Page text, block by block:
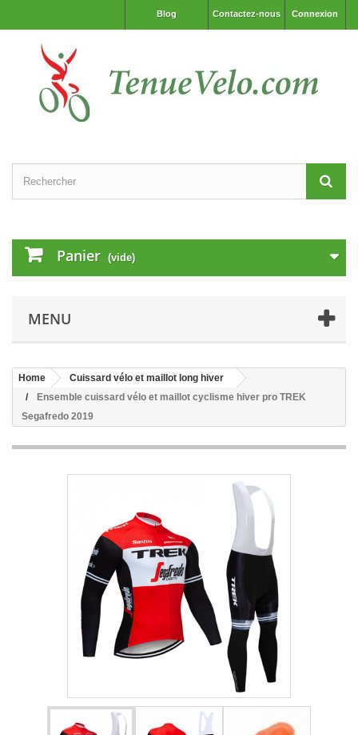
Connexion
Contactez-nous
Blog
Panier (vide)
MENU
Home
Cuissard vélo et maillot long hiver
Ensemble cuissard vélo et maillot cyclisme hiver pro TREK
Segafredo 2019